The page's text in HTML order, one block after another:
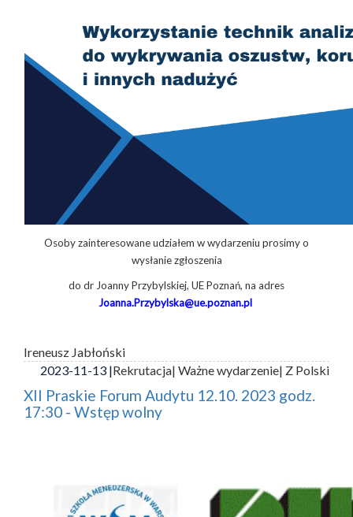
Osoby zainteresowane udziałem w wydarzeniu prosimy o
wysłanie zgłoszenia
do dr Joanny Przybylskiej, UE Poznań, na adres
Joanna.Przybylska@ue.poznan.pl
Ireneusz Jabłoński
2023-11-13 |Rekrutacja| Ważne wydarzenie| Z Polski
XII Praskie Forum Audytu 12.10. 2023 godz.
17:30 - Wstęp wolny